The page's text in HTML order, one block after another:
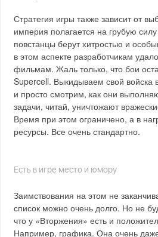
Стратегия игры также зависит от
империя полагается на грубую
повстанцы берут хитростью и
в этом аспекте разработчикам
фильмам. Жаль только, что бои
Supercell. Выкидываем свой войска
и просто смотрим, как они
задачи, читай, уничтожают
Время при этом ограничено, а в
ресурсы. Все очень стандартно.
Есть в игре место и юмору
Заимствования на этом не
список можно очень долго. Но не
что у «Вторжения» есть и
Например, графика. Она очень